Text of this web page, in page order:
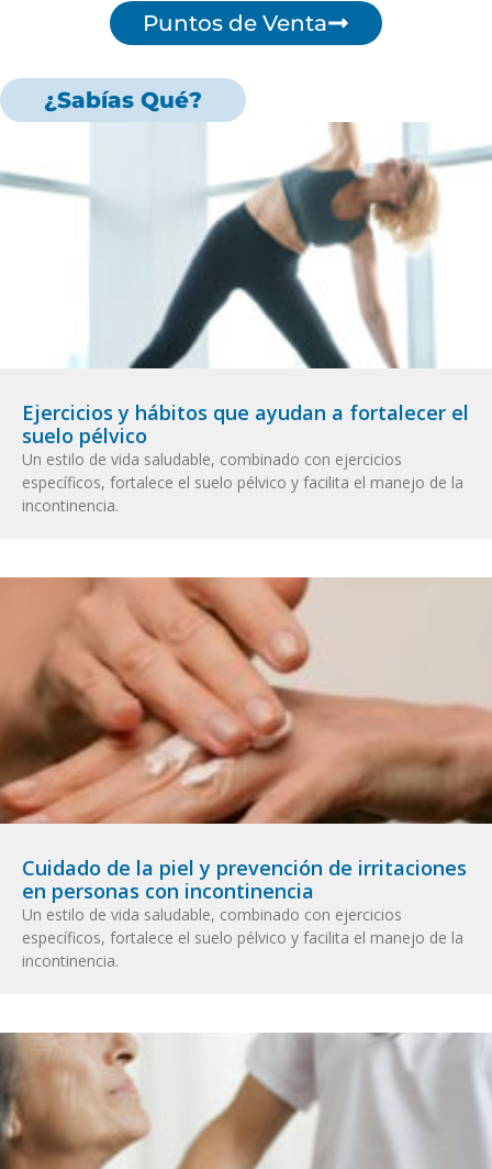
Puntos de Venta
¿Sabías Qué?
Ejercicios y hábitos que ayudan a fortalecer el
suelo pélvico
Un estilo de vida saludable, combinado con ejercicios
específicos, fortalece el suelo pélvico y facilita el manejo de la
incontinencia.
Cuidado de la piel y prevención de irritaciones
en personas con incontinencia
Un estilo de vida saludable, combinado con ejercicios
específicos, fortalece el suelo pélvico y facilita el manejo de la
incontinencia.